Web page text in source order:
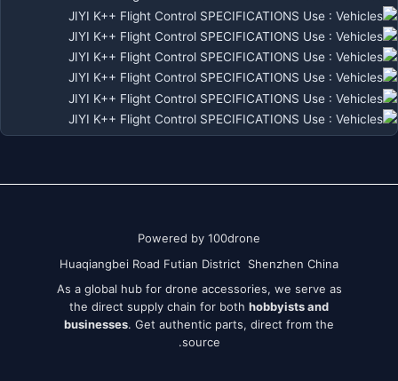
Powered by 100drone
Huaqiangbei Road Futian District Shenzhen China
As a global hub for drone accessories, we serve as
the direct supply chain for both hobbyists and
businesses. Get authentic parts, direct from the
source.